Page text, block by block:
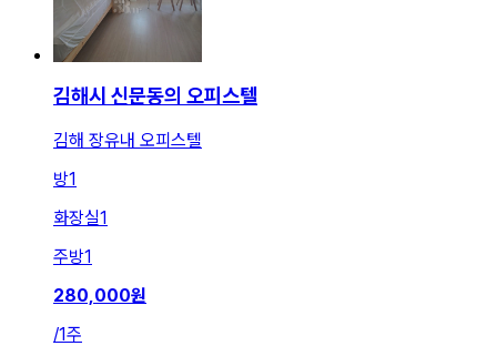
김해시 신문동의 오피스텔
김해 장유내 오피스텔
방1
화장실1
주방1
280,000원
/1주